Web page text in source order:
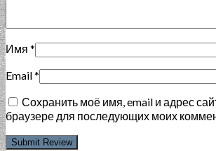
Имя *
Email*
Сохранить моё имя, email и адрес
браузере для последующих моих